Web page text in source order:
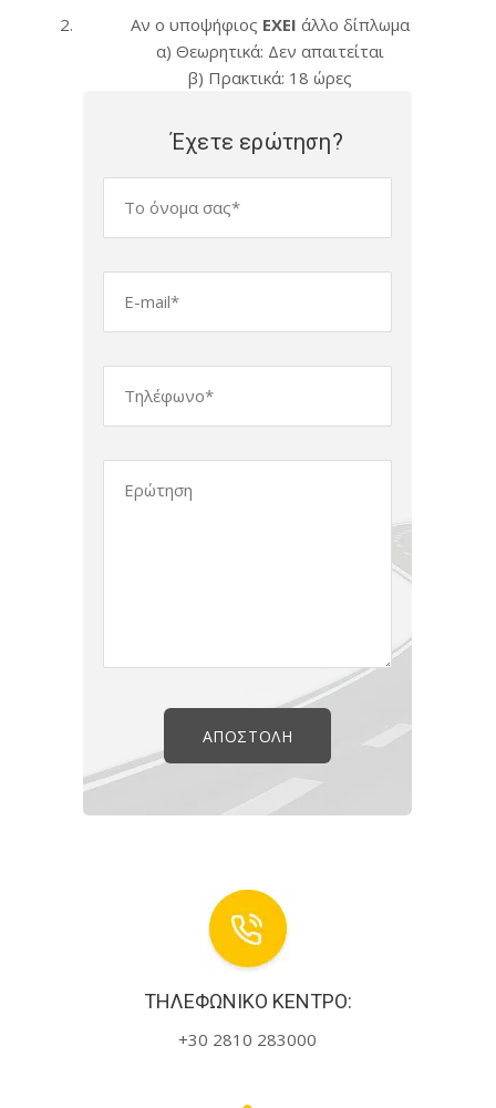
Αν ο υποψήφιος ΕΧΕΙ άλλο δίπλωμα
α) Θεωρητικά: Δεν απαιτείται
β) Πρακτικά: 18 ώρες
Έχετε ερώτηση?
ΤΗΛΕΦΩΝΙΚΌ ΚΈΝΤΡΟ:
+30 2810 283000